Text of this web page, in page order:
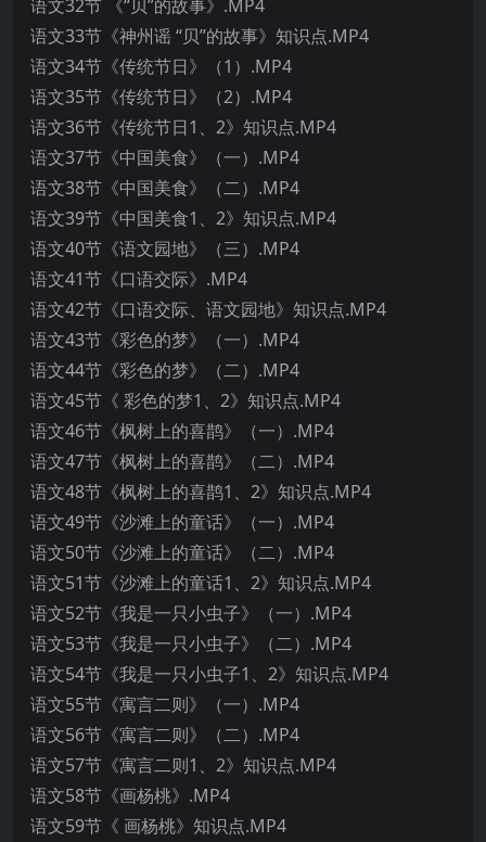
语文32节 《“贝”的故事》.MP4
语文33节《神州谣 “贝”的故事》知识点.MP4
语文34节《传统节日》（1）.MP4
语文35节《传统节日》（2）.MP4
语文36节《传统节日1、2》知识点.MP4
语文37节《中国美食》（一）.MP4
语文38节《中国美食》（二）.MP4
语文39节《中国美食1、2》知识点.MP4
语文40节《语文园地》（三）.MP4
语文41节《口语交际》.MP4
语文42节《口语交际、语文园地》知识点.MP4
语文43节《彩色的梦》（一）.MP4
语文44节《彩色的梦》（二）.MP4
语文45节《 彩色的梦1、2》知识点.MP4
语文46节《枫树上的喜鹊》（一）.MP4
语文47节《枫树上的喜鹊》（二）.MP4
语文48节《枫树上的喜鹊1、2》知识点.MP4
语文49节《沙滩上的童话》（一）.MP4
语文50节《沙滩上的童话》（二）.MP4
语文51节《沙滩上的童话1、2》知识点.MP4
语文52节《我是一只小虫子》（一）.MP4
语文53节《我是一只小虫子》（二）.MP4
语文54节《我是一只小虫子1、2》知识点.MP4
语文55节《寓言二则》（一）.MP4
语文56节《寓言二则》（二）.MP4
语文57节《寓言二则1、2》知识点.MP4
语文58节《画杨桃》.MP4
语文59节《 画杨桃》知识点.MP4